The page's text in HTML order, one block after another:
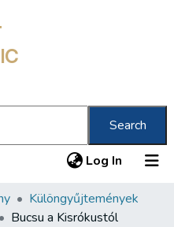
Search
Log In (current)
Különgyűjtemények
Bucsu a Kisrókustól